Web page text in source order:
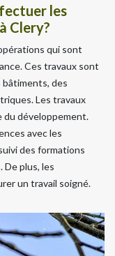
les
Clery?
qui sont
Ces travaux sont
bâtiments, des
Les travaux
du développement.
avec les
des formations
De plus, les
un travail soigné.